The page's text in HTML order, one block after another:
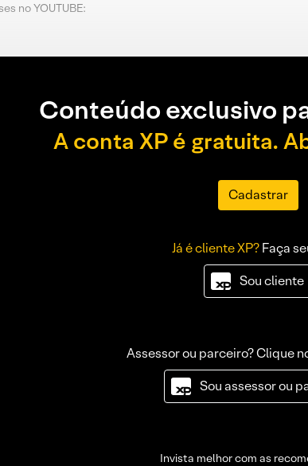
no YOUTUBE:
Conteúdo exclusivo
A conta XP é gratuita.
Cadastrar
Já é cliente XP?Faça
Sou cliente
Assessor ou parceiro? Clique
Sou assessor ou
Invista melhor com as